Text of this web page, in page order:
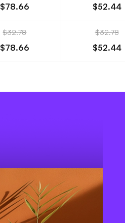
$52.44
$78.66
$32.78
$52.44
$32.78
$78.66